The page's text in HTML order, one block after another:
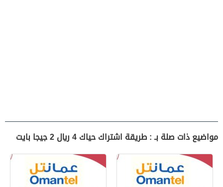
مواضيع ذات صلة بـ : طريقة اشتراك حياك 4 ريال 2 جيجا بايت